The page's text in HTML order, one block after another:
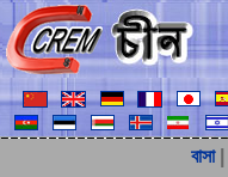
বাসা|